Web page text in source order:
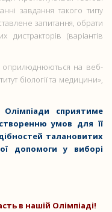
завдання такого типу
запитання, обрати
(варіантів
оприлюднюються на веб-
біології та медицини»,
сприятиме
умов для її
талановитих
допомоги у виборі
в нашій Олімпіаді!